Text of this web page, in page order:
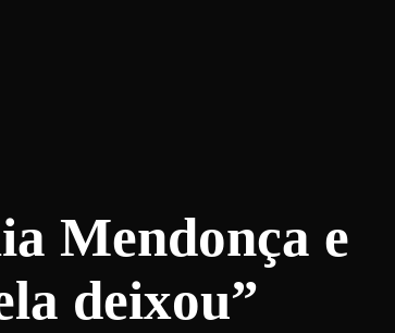
Mendonça e
deixou”